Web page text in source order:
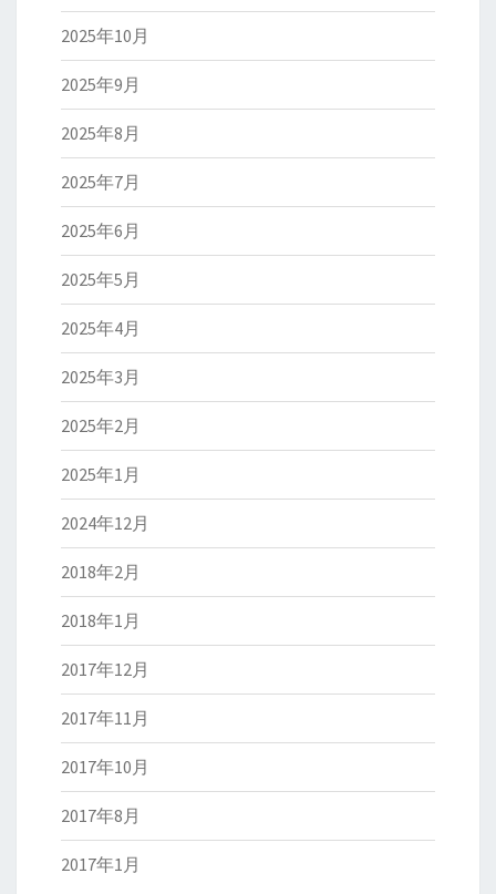
2025年10月
2025年9月
2025年8月
2025年7月
2025年6月
2025年5月
2025年4月
2025年3月
2025年2月
2025年1月
2024年12月
2018年2月
2018年1月
2017年12月
2017年11月
2017年10月
2017年8月
2017年1月